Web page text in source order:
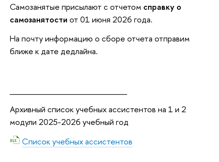
Самозанятые присылают с отчетом справку о
самозанятости от 01 июня 2026 года.
На почту информацию о сборе отчета отправим
ближе к дате дедлайна.
Архивный список учебных ассистентов на 1 и 2
модули 2025-2026 учебный год
Список учебных ассистентов